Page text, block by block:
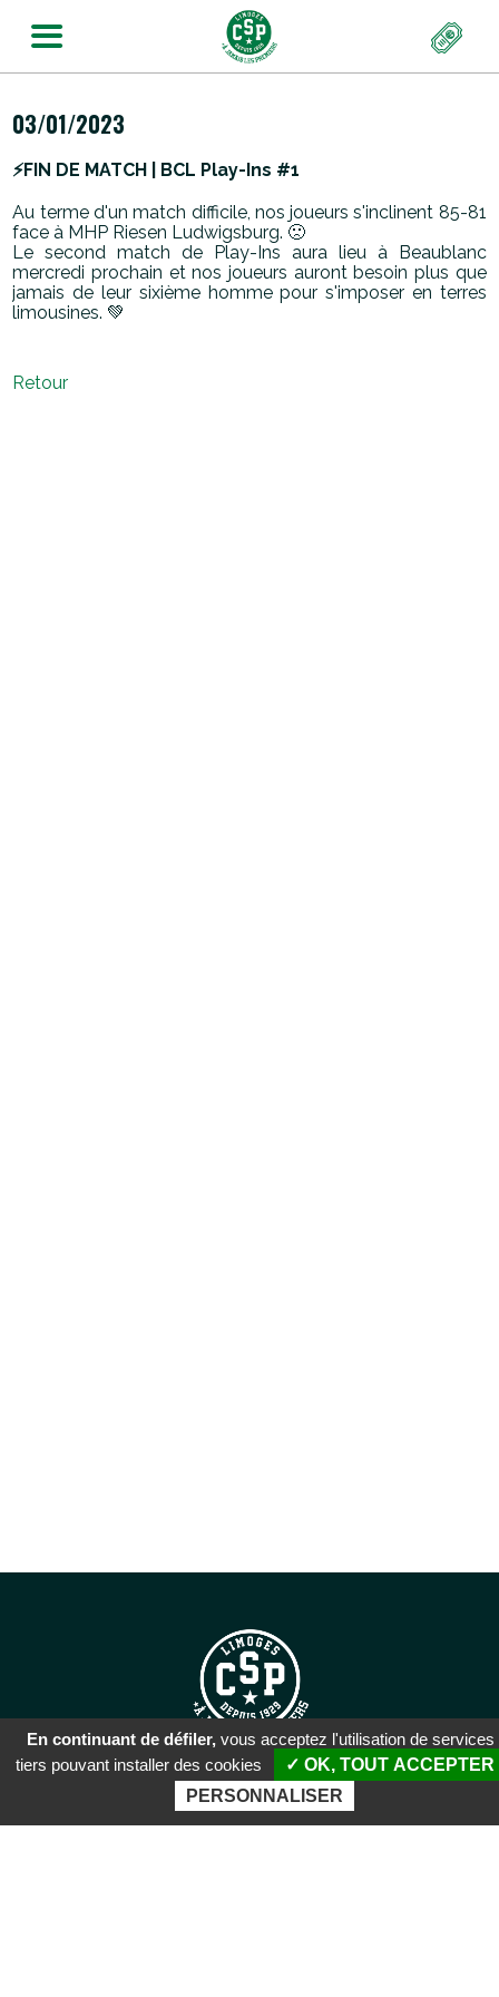
03/01/2023
⚡️FIN DE MATCH | BCL Play-Ins #1
Au terme d'un match difficile, nos joueurs s'inclinent 85-81
face à MHP Riesen Ludwigsburg. 🙁
Le second match de Play-Ins aura lieu à Beaublanc
mercredi prochain et nos joueurs auront besoin plus que
jamais de leur sixième homme pour s'imposer en terres
limousines. 💚
Retour
SIÈGE SOCIAL
51 rue Descartes
En continuant de défiler, vous acceptez l'utilisation de services
tiers pouvant installer des cookies
✓ OK, TOUT ACCEPTER
PERSONNALISER